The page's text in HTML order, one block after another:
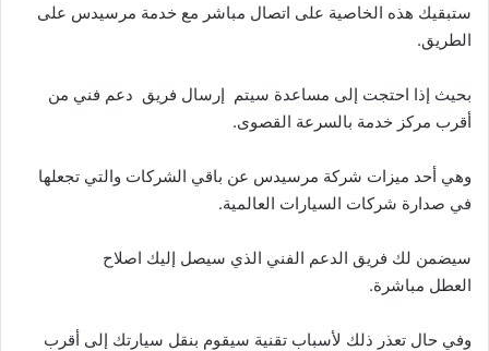
ستبقيك هذه الخاصية على اتصال مباشر مع خدمة مرسيدس على
الطريق.
بحيث إذا احتجت إلى مساعدة سيتم إرسال فريق دعم فني من
أقرب مركز خدمة بالسرعة القصوى.
وهي أحد ميزات شركة مرسيدس عن باقي الشركات والتي تجعلها
في صدارة شركات السيارات العالمية.
سيضمن لك فريق الدعم الفني الذي سيصل إليك اصلاح
العطل مباشرة.
وفي حال تعذر ذلك لأسباب تقنية سيقوم بنقل سيارتك إلى أقرب